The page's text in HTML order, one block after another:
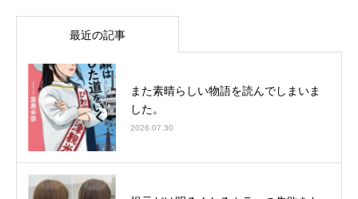
最近の記事
また素晴らしい物語を読んでしまいま
した。
2026.07.30